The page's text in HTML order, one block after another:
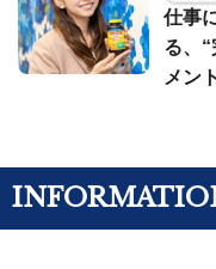
仕事
る、
メント